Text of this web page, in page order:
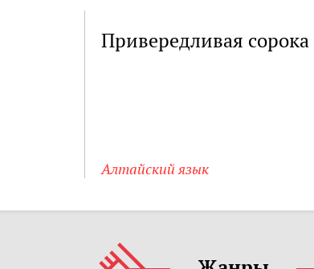
Привередливая сорока
Алтайский язык